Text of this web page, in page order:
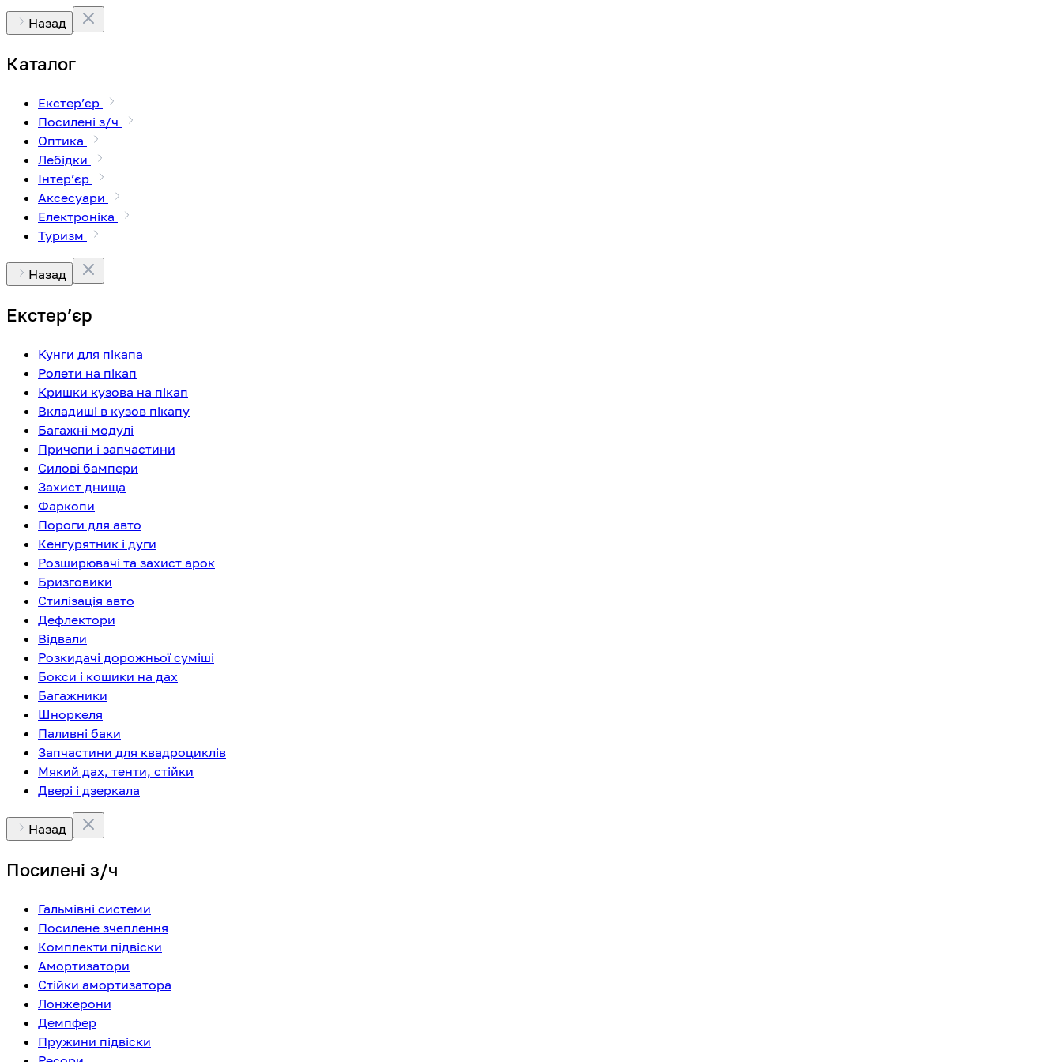
Назад
Каталог
Екстерʼєр
Посилені з/ч
Оптика
Лебідки
Інтерʼєр
Аксесуари
Електроніка
Туризм
Назад
Екстерʼєр
Кунги для пікапа
Ролети на пікап
Кришки кузова на пікап
Вкладиші в кузов пікапу
Багажні модулі
Причепи і запчастини
Силові бампери
Захист днища
Фаркопи
Пороги для авто
Кенгурятник і дуги
Розширювачі та захист арок
Бризговики
Стилізація авто
Дефлектори
Відвали
Розкидачі дорожньої суміші
Бокси і кошики на дах
Багажники
Шноркеля
Паливні баки
Запчастини для квадроциклів
Мякий дах, тенти, стійки
Двері і дзеркала
Назад
Посилені з/ч
Гальмівні системи
Посилене зчеплення
Комплекти підвіски
Амортизатори
Стійки амортизатора
Лонжерони
Демпфер
Пружини підвіски